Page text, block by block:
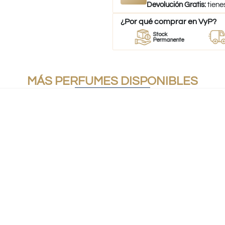
Devolución Gratis:
¿Por qué comprar en VyP?
Stock
Permanente
a
MÁS PERFUMES DISPONIBLES